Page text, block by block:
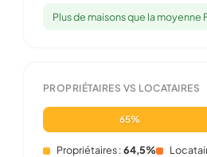
Plus de maisons que la moyenne
PROPRIÉTAIRES VS LOCATAIRES
65%
Propriétaires :64,5%